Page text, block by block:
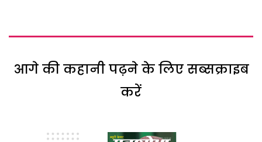
आगे की कहानी पढ़ने के लिए सब्सक्राइब
करें